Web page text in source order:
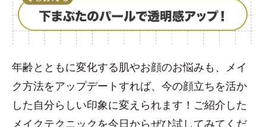
年齢とともに変化する肌やお顔のお悩みも、メイ
ク方法をアップデートすれば、今の顔立ちを活か
した自分らしい印象に変えられます！ご紹介した
メイクテクニックを今日からぜひ試してみてくだ